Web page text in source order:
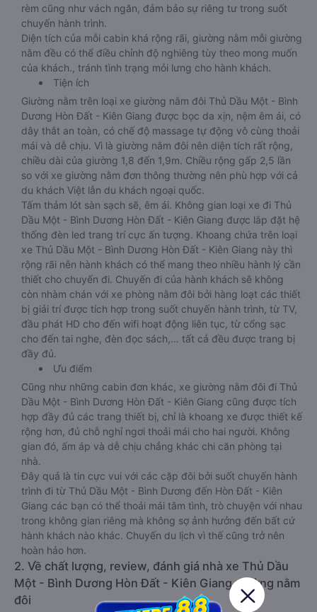
rèm cũng như vách ngăn, đảm bảo sự riêng tư trong suốt
chuyến hành trình.
Diện tích của mỗi cabin khá rộng rãi, giường nằm mỗi giường
nằm đều có thể điều chỉnh độ nghiêng tùy theo mong muốn
của khách., tránh tình trạng mỏi lưng cho hành khách.
Tiện ích
Giường nằm trên loại xe giường nằm đôi Thủ Dầu Một - Bình
Dương Hòn Đất - Kiên Giang được bọc da xịn, nệm êm ái, có
dây thắt an toàn, có chế độ massage tự động vô cùng thoải
mái và dễ chịu. Vì là giường nằm đôi nên diện tích rất rộng,
chiều dài của giường 1,8 đến 1,9m. Chiều rộng gấp 2,5 lần
so với xe giường nằm đơn thông thường nên phù hợp với cả
du khách Việt lẫn du khách ngoại quốc.
Tấm thảm lót sàn sạch sẽ, êm ái. Không gian loại xe đi Thủ
Dầu Một - Bình Dương Hòn Đất - Kiên Giang được lắp đặt hệ
thống đèn led trang trí cực ấn tượng. Khoang chứa trên loại
xe Thủ Dầu Một - Bình Dương Hòn Đất - Kiên Giang này thì
rộng rãi nên hành khách có thể mang theo nhiều hành lý cần
thiết cho chuyến đi. Chuyến đi của hành khách sẽ không
còn nhàm chán với xe phòng nằm đôi bởi hàng loạt các thiết
bị giải trí được tích hợp trong suốt chuyến hành trình, từ TV,
đầu phát HD cho đến wifi hoạt động liên tục, từ cổng sạc
cho đến tai nghe, đèn đọc sách,… tất cả đều được trang bị
đầy đủ.
Ưu điểm
Cũng như những cabin đơn khác, xe giường nằm đôi đi Thủ
Dầu Một - Bình Dương Hòn Đất - Kiên Giang cũng được tích
hợp đầy đủ các trang thiết bị, chỉ là khoang xe được thiết kế
rộng hơn, đủ chỗ nghỉ ngơi thoải mái cho hai người. Không
gian đó, ấm áp và dễ chịu chẳng khác chi căn phòng tại
nhà.
Đây quả là tin cực vui với các cặp đôi bởi suốt chuyến hành
trình đi từ Thủ Dầu Một - Bình Dương đến Hòn Đất - Kiên
Giang các bạn có thể thoải mái tâm tình, trò chuyện với nhau
trong không gian riêng mà không sợ ảnh hưởng đến bất cứ
hành khách nào khác. Chuyến du lịch vì thế cũng trở nên
hoàn hảo hơn.
2. Về chất lượng, review, đánh giá nhà xe Thủ Dầu
Một - Bình Dương Hòn Đất - Kiên Giang giường nằm
đôi